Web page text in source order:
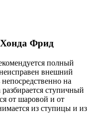
Фрид
полный
внешний
на
ступичный
от шаровой и от
из ступицы и из